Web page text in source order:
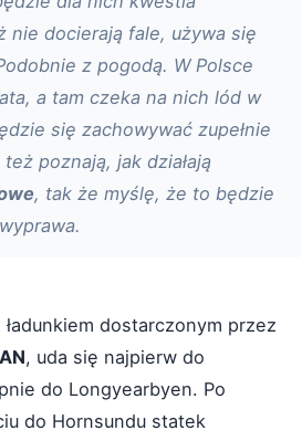
nie docierają fale, używa się
z pogodą. W Polsce
a tam czeka na nich lód w
się zachowywać zupełnie
poznają, jak działają
, tak że myślę, że to będzie
ładunkiem dostarczonym przez
, uda się najpierw do
do Longyearbyen. Po
do Hornsundu statek